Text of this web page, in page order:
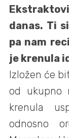
danas. Ti
pa nam
je krenula
Izložen će
od ukupno
krenula
odnosno